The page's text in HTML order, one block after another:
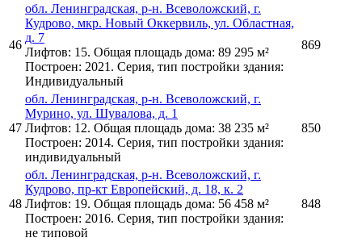
46
обл. Ленинградская, р-н. Всеволожский, г.
Кудрово, мкр. Новый Оккервиль, ул. Областная,
д. 7
Лифтов: 15. Общая площадь дома: 89 295 м²
Построен: 2021. Серия, тип постройки здания:
Индивидуальный
869
47
обл. Ленинградская, р-н. Всеволожский, г.
Мурино, ул. Шувалова, д. 1
Лифтов: 12. Общая площадь дома: 38 235 м²
Построен: 2014. Серия, тип постройки здания:
индивидуальный
850
48
обл. Ленинградская, р-н. Всеволожский, г.
Кудрово, пр-кт Европейский, д. 18, к. 2
Лифтов: 19. Общая площадь дома: 56 458 м²
Построен: 2016. Серия, тип постройки здания:
не типовой
848